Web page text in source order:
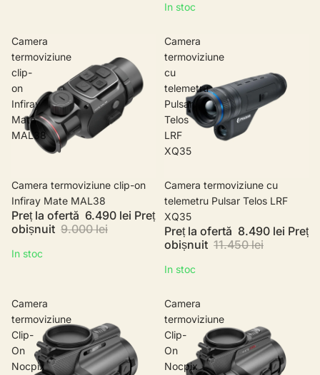
In stoc
Camera
termoviziune
clip-
on
Infiray
Mate
MAL38
Promotie
Camera termoviziune clip-on
Infiray Mate MAL38
Preț la ofertă 6.490 lei Preț
obișnuit 9.000 lei
In stoc
Camera
termoviziune
cu
telemetru
Pulsar
Telos
LRF
XQ35
Promotie
Camera termoviziune cu
telemetru Pulsar Telos LRF
XQ35
Preț la ofertă 8.490 lei Preț
obișnuit 11.450 lei
In stoc
Camera
termoviziune
Clip-
On
Nocpix
Camera
termoviziune
Clip-
On
Nocpix